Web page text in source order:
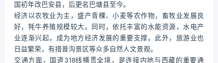
国初年改巴安县，后更名巴塘县至今。
经济以农牧业为主，盛产青稞、小麦等农作物，畜牧业发展良
好，牦牛养殖规模较大。同时，依托丰富的水能资源，水电产
业逐渐兴起，成为地方经济发展的重要支撑。此外，旅游业也
日益繁荣，有措普沟景区等众多自然人文景观。
交通方面，国道318线横贯全境，是连接内地与西藏的重要通